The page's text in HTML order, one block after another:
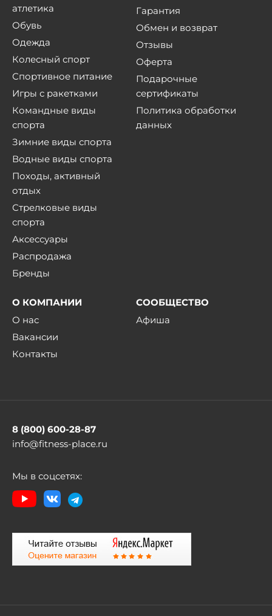
атлетика
Обувь
Одежда
Колесный спорт
Спортивное питание
Игры с ракетками
Командные виды
спорта
Зимние виды спорта
Водные виды спорта
Походы, активный
отдых
Стрелковые виды
спорта
Аксессуары
Распродажа
Бренды
Гарантия
Обмен и возврат
Отзывы
Оферта
Подарочные
сертификаты
Политика обработки
данных
О КОМПАНИИ
О нас
Вакансии
Контакты
СООБЩЕСТВО
Афиша
8 (800) 600-28-87
info@fitness-place.ru
Мы в соцсетях: